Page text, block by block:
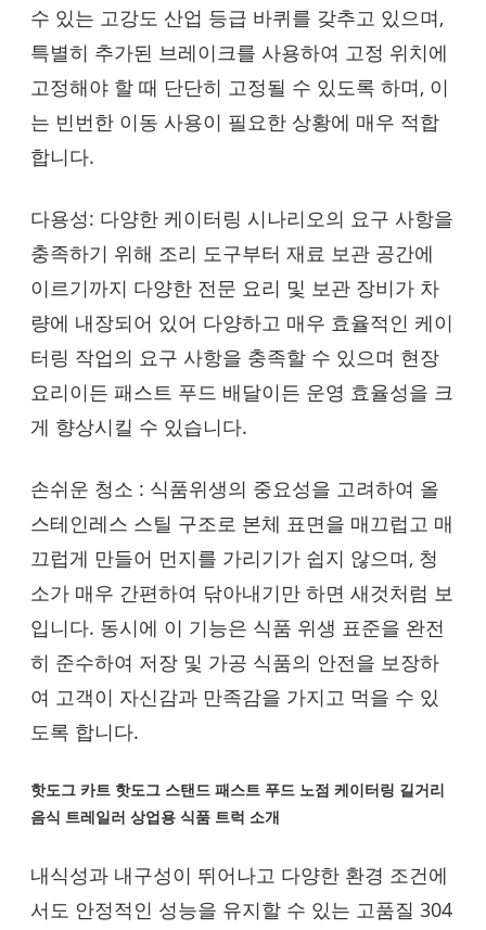
수 있는 고강도 산업 등급 바퀴를 갖추고 있으며,
특별히 추가된 브레이크를 사용하여 고정 위치에
고정해야 할 때 단단히 고정될 수 있도록 하며, 이
는 빈번한 이동 사용이 필요한 상황에 매우 적합
합니다.
다용성: 다양한 케이터링 시나리오의 요구 사항을
충족하기 위해 조리 도구부터 재료 보관 공간에
이르기까지 다양한 전문 요리 및 보관 장비가 차
량에 내장되어 있어 다양하고 매우 효율적인 케이
터링 작업의 요구 사항을 충족할 수 있으며 현장
요리이든 패스트 푸드 배달이든 운영 효율성을 크
게 향상시킬 수 있습니다.
손쉬운 청소 : 식품위생의 중요성을 고려하여 올
스테인레스 스틸 구조로 본체 표면을 매끄럽고 매
끄럽게 만들어 먼지를 가리기가 쉽지 않으며, 청
소가 매우 간편하여 닦아내기만 하면 새것처럼 보
입니다. 동시에 이 기능은 식품 위생 표준을 완전
히 준수하여 저장 및 가공 식품의 안전을 보장하
여 고객이 자신감과 만족감을 가지고 먹을 수 있
도록 합니다.
핫도그 카트 핫도그 스탠드 패스트 푸드 노점 케이터링 길거리
음식 트레일러 상업용 식품 트럭 소개
내식성과 내구성이 뛰어나고 다양한 환경 조건에
서도 안정적인 성능을 유지할 수 있는 고품질 304